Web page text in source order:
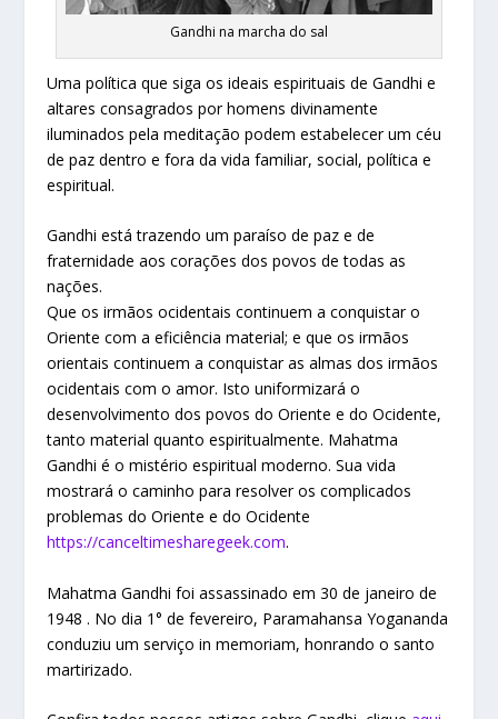
Gandhi na marcha do sal
Uma política que siga os ideais espirituais de Gandhi e
altares consagrados por homens divinamente
iluminados pela meditação podem estabelecer um céu
de paz dentro e fora da vida familiar, social, política e
espiritual.
Gandhi está trazendo um paraíso de paz e de
fraternidade aos corações dos povos de todas as
nações.
Que os irmãos ocidentais continuem a conquistar o
Oriente com a eficiência material; e que os irmãos
orientais continuem a conquistar as almas dos irmãos
ocidentais com o amor. Isto uniformizará o
desenvolvimento dos povos do Oriente e do Ocidente,
tanto material quanto espiritualmente. Mahatma
Gandhi é o mistério espiritual moderno. Sua vida
mostrará o caminho para resolver os complicados
problemas do Oriente e do Ocidente
https://canceltimesharegeek.com.
Mahatma Gandhi foi assassinado em 30 de janeiro de
1948 . No dia 1° de fevereiro, Paramahansa Yogananda
conduziu um serviço in memoriam, honrando o santo
martirizado.